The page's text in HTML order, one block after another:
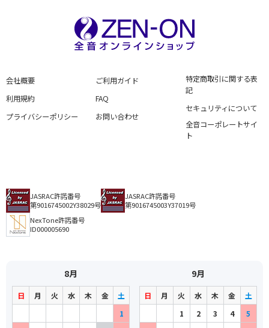
会社概要
利用規約
プライバシーポリシー
ご利用ガイド
FAQ
お問い合わせ
特定商取引に関する表
記
セキュリティについて
全音コーポレートサイ
ト
JASRAC許諾番号
第9016745002Y38029号
JASRAC許諾番号
第9016745003Y37019号
NexTone許諾番号
ID000005690
8月
日 月 火 水 木 金
土
1
9月
日 月 火 水 木 金
土
1
2 3 4
5